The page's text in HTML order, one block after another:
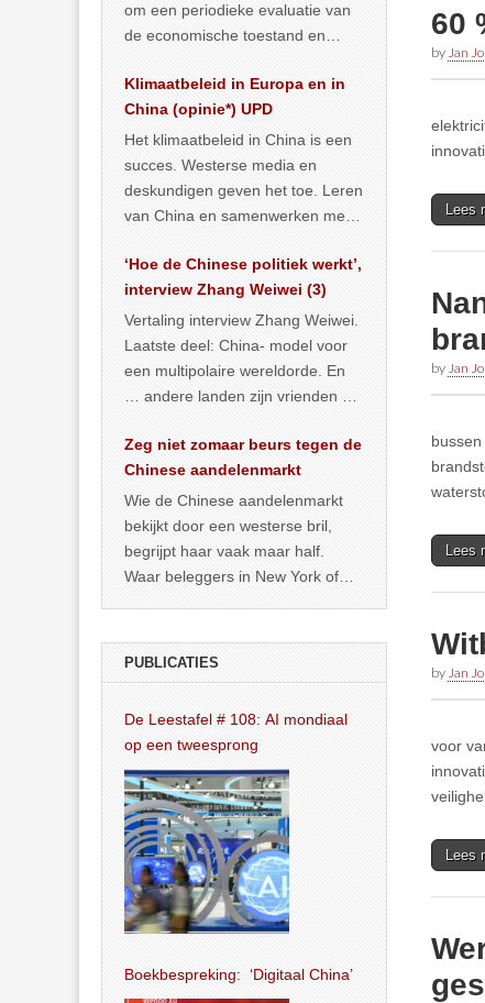
60
by Jan
Lees
by Jan
Lees
by Jan
voor
Lees
om een periodieke evaluatie van
de economische toestand en
publiceerden… >> lees meer
Klimaatbeleid in Europa en in
China (opinie*) UPD
Het klimaatbeleid in China is een
succes. Westerse media en
deskundigen geven het toe. Leren
van China en samenwerken met
… >> lees meer
‘Hoe de Chinese politiek werkt’,
interview Zhang Weiwei (3)
Vertaling interview Zhang Weiwei.
Laatste deel: China- model voor
een multipolaire wereldorde. En
… andere landen zijn vrienden of
Zeg niet zomaar beurs tegen de
Chinese aandelenmarkt
Wie de Chinese aandelenmarkt
bekijkt door een westerse bril,
begrijpt haar vaak maar half.
Waar beleggers in New York of
PUBLICATIES
De Leestafel # 108: AI mondiaal
op een tweesprong
Boekbespreking: ‘Digitaal China’